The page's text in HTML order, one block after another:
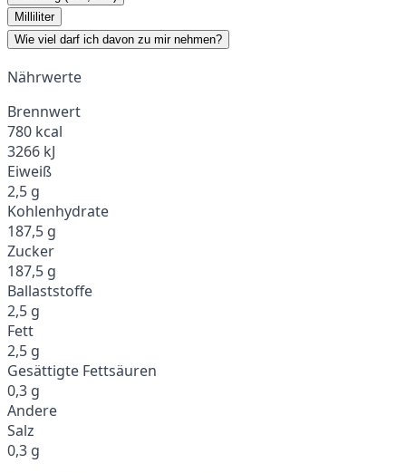
Milliliter
Wie viel darf ich davon zu mir nehmen?
Nährwerte
Brennwert
780 kcal
3266 kJ
Eiweiß
2,5 g
Kohlenhydrate
187,5 g
Zucker
187,5 g
Ballaststoffe
2,5 g
Fett
2,5 g
Gesättigte Fettsäuren
0,3 g
Andere
Salz
0,3 g